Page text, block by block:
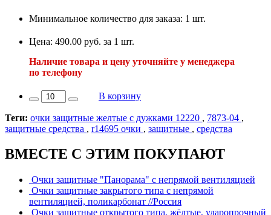
Минимальное количество для заказа: 1 шт.
Цена: 490.00 руб. за 1 шт.
Наличие товара и цену уточняйте у менеджера
по телефону
В корзину
Теги: очки защитные желтые с дужками 12220 , 7873-04 ,
защитные средства , r14695 очки , защитные , средства
ВМЕСТЕ С ЭТИМ ПОКУПАЮТ
Очки защитные "Панорама" с непрямой вентиляцией
Очки защитные закрытого типа с непрямой
вентиляцией, поликарбонат //Россия
Очки защитные открытого типа, жёлтые, ударопрочный